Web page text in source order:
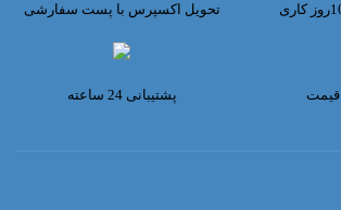
تحویل اکسپرس با پست سفارشی
قیمت پشتیبانی 24 ساعته